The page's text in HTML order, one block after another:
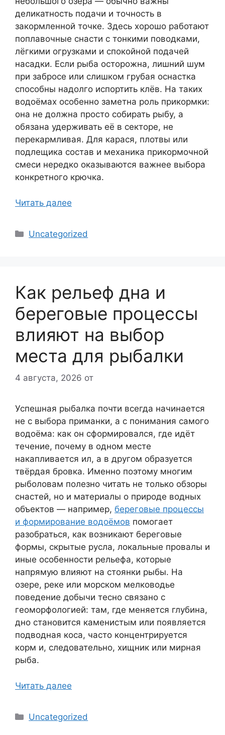
деликатность подачи и точность в
закормленной точке. Здесь хорошо работают
поплавочные снасти с тонкими поводками,
лёгкими огрузками и спокойной подачей
насадки. Если рыба осторожна, лишний шум
при забросе или слишком грубая оснастка
способны надолго испортить клёв. На таких
водоёмах особенно заметна роль прикормки:
она не должна просто собирать рыбу, а
обязана удерживать её в секторе, не
перекармливая. Для карася, плотвы или
подлещика состав и механика прикормочной
смеси нередко оказываются важнее выбора
конкретного крючка.
Читать далее
Рубрики
Uncategorized
Как рельеф дна и
береговые процессы
влияют на выбор
места для рыбалки
4 августа, 2026 от
Успешная рыбалка почти всегда начинается
не с выбора приманки, а с понимания самого
водоёма: как он сформировался, где идёт
течение, почему в одном месте
накапливается ил, а в другом образуется
твёрдая бровка. Именно поэтому многим
рыболовам полезно читать не только обзоры
снастей, но и материалы о природе водных
объектов — например, береговые процессы
и формирование водоёмов помогает
разобраться, как возникают береговые
формы, скрытые русла, локальные провалы и
иные особенности рельефа, которые
напрямую влияют на стоянки рыбы. На
озере, реке или морском мелководье
поведение добычи тесно связано с
геоморфологией: там, где меняется глубина,
дно становится каменистым или появляется
подводная коса, часто концентрируется
корм и, следовательно, хищник или мирная
рыба.
Читать далее
Рубрики
Uncategorized